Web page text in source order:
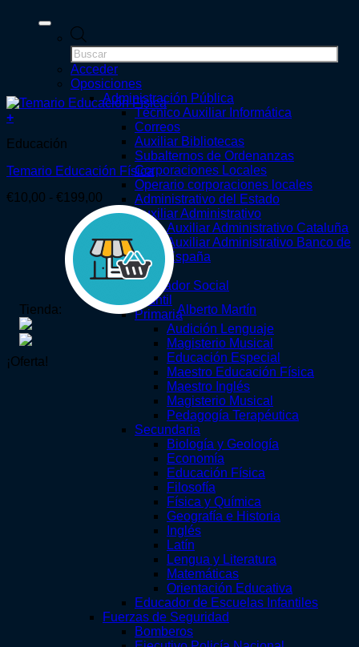
de
productos
Acceder
Oposiciones
Administración Pública
Técnico Auxiliar Informática
Correos
Auxiliar Bibliotecas
Subalternos de Ordenanzas
Corporaciones Locales
Operario corporaciones locales
Administrativo del Estado
Auxiliar Administrativo
Auxiliar Administrativo Cataluña
Auxiliar Administrativo Banco de
España
Educación
Educador Social
Infantil
Primaria
Audición Lenguaje
Magisterio Musical
Educación Especial
Maestro Educación Física
Maestro Inglés
Magisterio Musical
Pedagogía Terapéutica
Secundaria
Biología y Geología
Economía
Educación Física
Filosofía
Física y Química
Geografía e Historia
Inglés
Latín
Lengua y Literatura
Matemáticas
Orientación Educativa
Educador de Escuelas Infantiles
Fuerzas de Seguridad
Bomberos
+
producto
múltiples
Las
página
de
producto
Educación
Temario Educación Física
€10,00 - €199,00 Rango
de
precios:
desde
€10,00
hasta
€199,00
Tienda:
Alberto Martín
¡Oferta!